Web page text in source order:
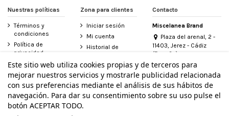
Nuestras políticas
Términos y
condiciones
Política de
privacidad
Aviso legal
Política de
cookies
Accesibilidad
Zona para clientes
Iniciar sesión
Mi cuenta
Historial de
Contacte con
nosotros
Derecho de
desistimiento
Contacto
Miscelanea Brand
Plaza del arenal, 2 -
11403, Jerez - Cádiz
(España)
956 155 340
info@miscelanea.online
Este sitio web utiliza cookies propias y de terceros para
mejorar nuestros servicios y mostrarle publicidad relacionada
con sus preferencias mediante el análisis de sus hábitos de
navegación. Para dar su consentimiento sobre su uso pulse el
botón ACEPTAR TODO.